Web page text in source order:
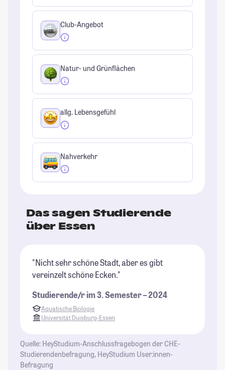
Club-Angebot
Natur- und Grünflächen
allg. Lebensgefühl
Nahverkehr
Das sagen Studierende
über Essen
"Nicht sehr schöne Stadt, aber es gibt
vereinzelt schöne Ecken."
Studierende/r im 3. Semester – 2024
Aquatische Biologie
Universität Duisburg-Essen
Quelle: HeyStudium-Anschlussfragebogen der CHE-
Studierendenbefragung, HeyStudium User:innen-
Befragung